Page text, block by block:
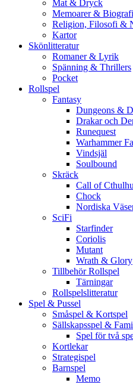
Mat & Dryck
Memoarer &
Religion, Filosofi &
Kartor
Skönlitteratur
Romaner & Lyrik
Spänning & Thrillers
Pocket
Rollspel
Fantasy
Dungeons &
Drakar och
Runequest
Warhammer
Vindsjäl
Soulbound
Skräck
Call of Cthulhu
Chock
Nordiska
SciFi
Starfinder
Coriolis
Mutant
Wrath & Glory
Tillbehör Rollspel
Tärningar
Rollspelslitteratur
Spel & Pussel
Småspel & Kortspel
Sällskapsspel &
Spel för två
Kortlekar
Strategispel
Barnspel
Memo